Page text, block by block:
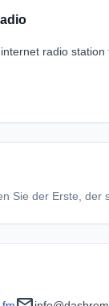
radio
Sie der Erste, der